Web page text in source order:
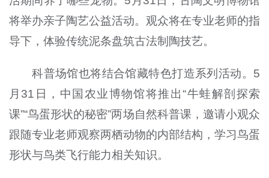
将举办亲子陶艺公益活动。观众将在专业老师的指
导下，体验传统泥条盘筑古法制陶技艺。
科普场馆也将结合馆藏特色打造系列活动。5
月31日，中国农业博物馆将推出“牛蛙解剖探索
课”“鸟蛋形状的秘密”两场自然科普课，邀请小观众
跟随专业老师观察两栖动物的内部结构，学习鸟蛋
形状与鸟类飞行能力相关知识。